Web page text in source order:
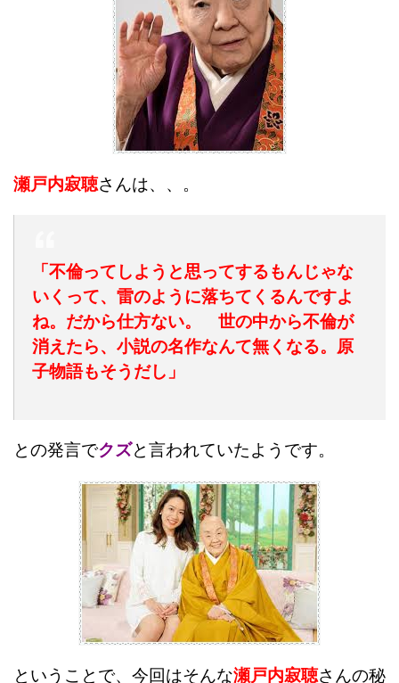
瀬戸内寂聴さんは、、。
「不倫ってしようと思ってするもんじゃな
いくって、雷のように落ちてくるんですよ
ね。だから仕方ない。 世の中から不倫が
消えたら、小説の名作なんて無くなる。原
子物語もそうだし」
との発言でクズと言われていたようです。
ということで、今回はそんな瀬戸内寂聴さんの秘